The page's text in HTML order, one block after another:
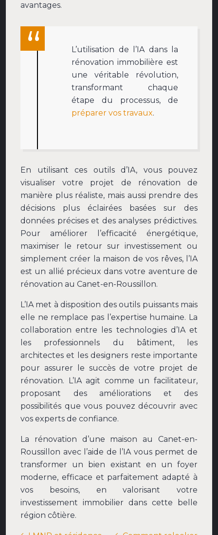
avantages.
L’utilisation de l’IA dans la
rénovation immobilière est
une véritable révolution,
transformant chaque
étape du processus, de
préparer vos travaux.
En utilisant ces outils d’IA, vous pouvez
visualiser votre projet de rénovation de
manière plus réaliste, mais aussi prendre des
décisions plus éclairées basées sur des
données précises et des analyses prédictives.
Pour améliorer l’efficacité énergétique,
maximiser le retour sur investissement ou
simplement créer la maison de vos rêves, l’IA
est un allié précieux dans votre aventure de
rénovation au Canet-en-Roussillon.
L’IA met à disposition des outils puissants mais
elle ne remplace pas l’expertise humaine. La
collaboration entre les technologies d’IA et
les professionnels du bâtiment, les
architectes et les designers reste importante
pour assurer le succès de votre projet de
rénovation. L’IA agit comme un facilitateur,
proposant des améliorations et des
possibilités que vous pouvez découvrir avec
vos experts de confiance.
La rénovation d’une maison au Canet-en-
Roussillon avec l’aide de l’IA vous permet de
transformer un bien existant en un foyer
moderne, efficace et parfaitement adapté à
vos besoins, en valorisant votre
investissement immobilier dans cette belle
région côtière.